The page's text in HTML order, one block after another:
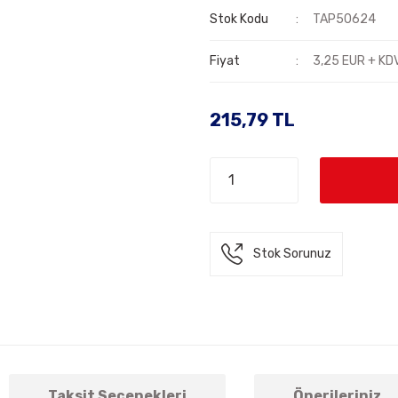
Stok Kodu TAP50624
Fiyat 3,25 EUR +
215,79 TL
Stok Sorunuz